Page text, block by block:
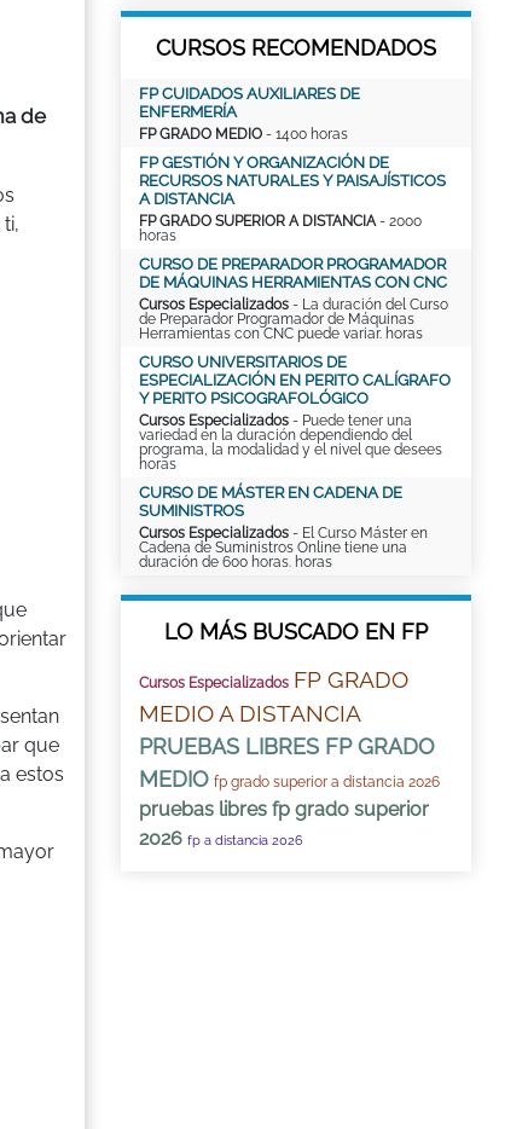
de
que
estos
CURSOS RECOMENDADOS
FP CUIDADOS AUXILIARES DE
ENFERMERÍA
FP GRADO MEDIO - 1400 horas
FP GESTIÓN Y ORGANIZACIÓN DE
RECURSOS NATURALES Y PAISAJÍSTICOS
A DISTANCIA
FP GRADO SUPERIOR A DISTANCIA- 2000
horas
CURSO DE PREPARADOR PROGRAMADOR
DE MÁQUINAS HERRAMIENTAS CON CNC
Cursos Especializados - La duración del Curso
de Preparador Programador de Máquinas
Herramientas con CNC puede variar. horas
CURSO UNIVERSITARIOS DE
ESPECIALIZACIÓN EN PERITO CALÍGRAFO
Y PERITO PSICOGRAFOLÓGICO
Cursos Especializados - Puede tener una
variedad en la duración dependiendo del
programa, la modalidad y el nivel que desees
horas
CURSO DE MÁSTER EN CADENA DE
SUMINISTROS
Cursos Especializados - El Curso Máster en
Cadena de Suministros Online tiene una
duración de 600 horas. horas
LO MÁS BUSCADO EN FP
Cursos Especializados FP GRADO
MEDIO A DISTANCIA
PRUEBAS LIBRES FP GRADO
MEDIO fp grado superior a distancia 2026
pruebas libres fp grado superior
2026 fp a distancia 2026